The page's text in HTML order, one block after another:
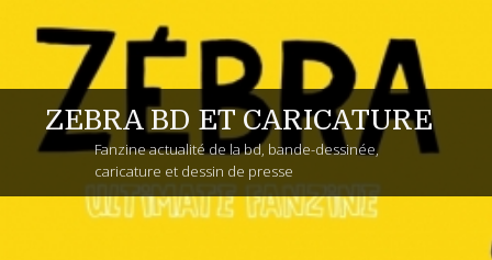
ZEBRA BD ET CARICATURE
Fanzine actualité de la bd, bande-dessinée,
caricature et dessin de presse